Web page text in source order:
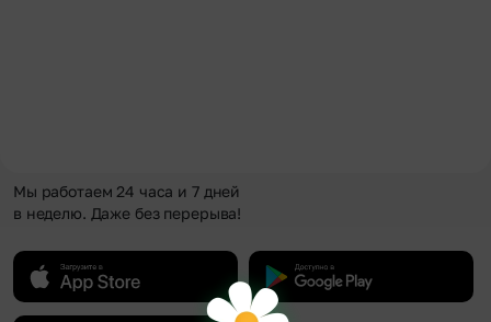
Мы работаем 24 часа и 7 дней
в неделю. Даже без перерыва!